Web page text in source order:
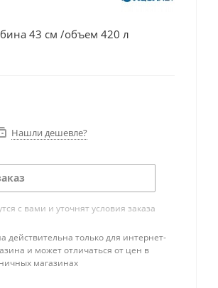
43 см /объем 420 л
Нашли дешевле?
с вами и уточнят условия заказа
действительна только для интернет-
и может отличаться от цен в
магазинах